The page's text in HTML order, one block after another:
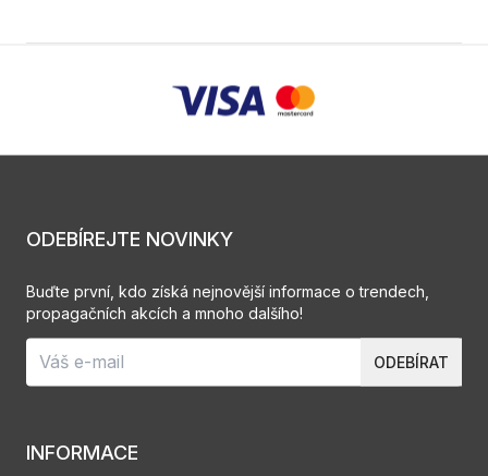
INFORMACE
ODEBÍREJTE NOVINKY
Buďte první, kdo získá nejnovější informace o trendech,
propagačních akcích a mnoho dalšího!
ODEBÍRAT